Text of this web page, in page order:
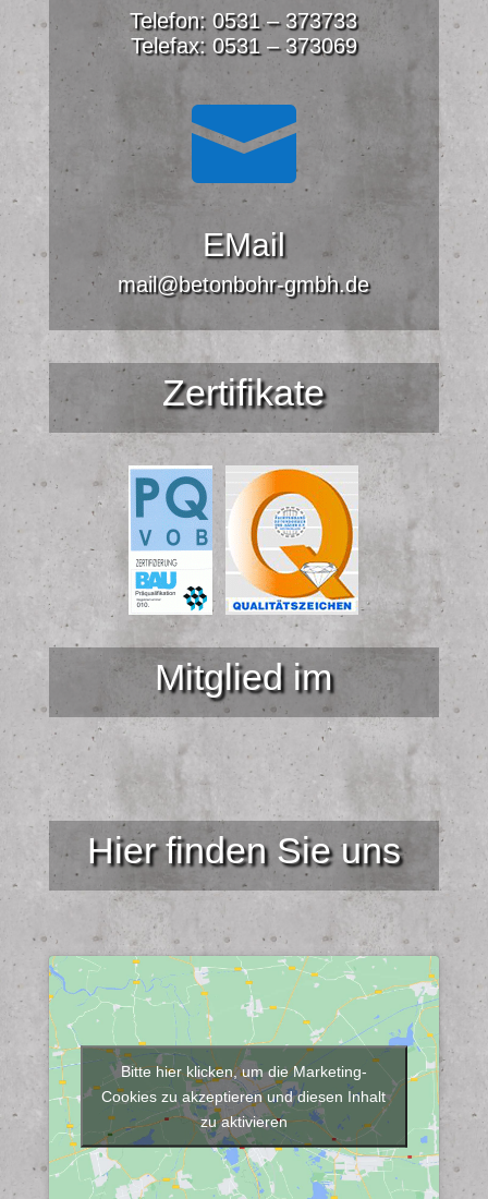
Telefon: 0531 – 373733
Telefax: 0531 – 373069

EMail
mail@betonbohr-gmbh.de
Zertifikate
Mitglied im
Hier finden Sie uns
Bitte hier klicken, um die Marketing-
Cookies zu akzeptieren und diesen Inhalt
zu aktivieren